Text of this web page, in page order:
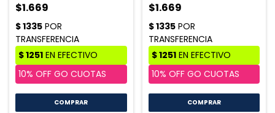
$1.669 $1.669